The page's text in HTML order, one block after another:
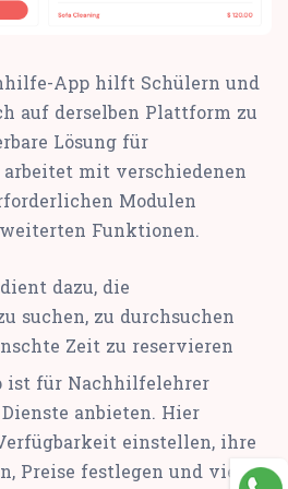
App hilft Schülern und
auf derselben Plattform zu
Lösung für
mit verschiedenen
Modulen
Funktionen.
dazu, die
suchen, zu durchsuchen
Zeit zu reservieren
ist für Nachhilfelehrer
anbieten. Hier
einstellen, ihre
Preise festlegen und vieles